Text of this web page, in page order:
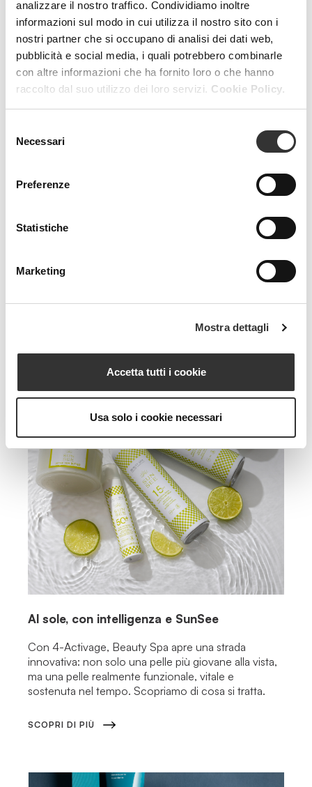
analizzare il nostro traffico. Condividiamo inoltre
informazioni sul modo in cui utilizza il nostro sito con i
nostri partner che si occupano di analisi dei dati web,
pubblicità e social media, i quali potrebbero combinarle
con altre informazioni che ha fornito loro o che hanno
raccolto dal suo utilizzo dei loro servizi. Cookie Policy.
delNecessari
Preferenze
Statistiche
Marketing
Mostra dettagli
Accetta tutti i cookie
Usa solo i cookie necessari
MAGAZINE
Al sole, con intelligenza e SunSee
Con 4-Activage, Beauty Spa apre una strada
innovativa: non solo una pelle più giovane alla vista,
ma una pelle realmente funzionale, vitale e
sostenuta nel tempo. Scopriamo di cosa si tratta.
SCOPRI DI PIÙ